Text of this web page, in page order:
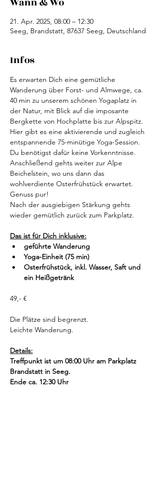
21. Apr. 2025, 08:00 – 12:30
Seeg, Brandstatt, 87637 Seeg, Deutschland
Infos
Es erwarten Dich eine gemütliche
Wanderung über Forst- und Almwege, ca.
40 min zu unserem schönen Yogaplatz in
der Natur, mit Blick auf die imposante
Bergkette von Hochplatte bis zur Alpspitz.
Hier gibt es eine aktivierende und zugleich
entspannende 75-minütige Yoga-Session.
Du benötigst dafür keine Vorkenntnisse.
Anschließend gehts weiter zur Alpe
Beichelstein, wo uns dann das
wohlverdiente Osterfrühstück erwartet.
Genuss pur!
Nach der ausgiebigen Stärkung gehts
wieder gemütlich zurück zum Parkplatz.
Das ist für Dich inklusive:
geführte Wanderung
Yoga-Einheit (75 min)
Osterfrühstück, inkl. Wasser, Saft und
ein Heißgetränk
49,- €
Die Plätze sind begrenzt.
Leichte Wanderung.
Details:
Treffpunkt ist um 08:00 Uhr am Parkplatz
Brandstatt in Seeg.
Ende ca. 12:30 Uhr